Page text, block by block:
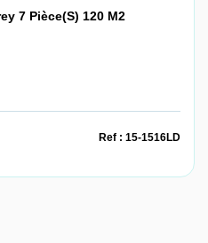
7 Pièce(s) 120 M2
Ref : 15-1516LD